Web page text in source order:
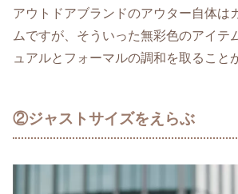
アウトドアブランドのアウター自体は
ムですが、そういった無彩色のアイテ
ュアルとフォーマルの調和を取ること
②ジャストサイズをえらぶ